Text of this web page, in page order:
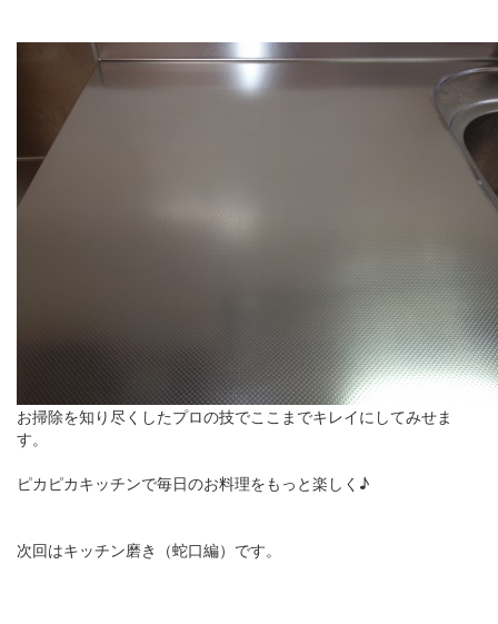
お掃除を知り尽くしたプロの技でここまでキレイにしてみせま
す。
ピカピカキッチンで毎日のお料理をもっと楽しく♪
次回はキッチン磨き（蛇口編）です。